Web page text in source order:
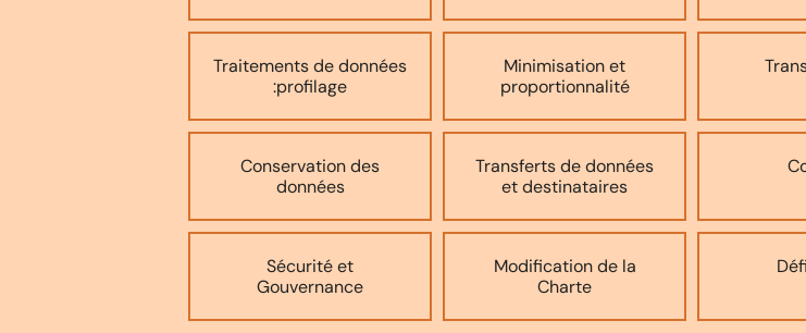
Traitements de données
:profilage
Minimisation et
proportionnalité
Conservation des
données
Transferts de données
et destinataires
Sécurité et
Gouvernance
Modification de la
Charte